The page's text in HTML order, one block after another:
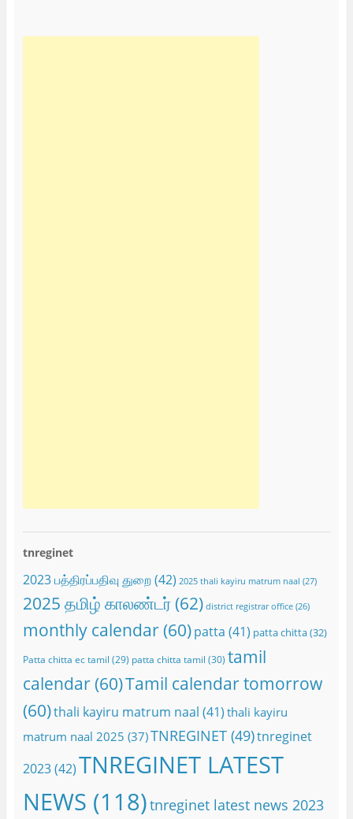
tnreginet
2023 பத்திரப்பதிவு துறை(42) 2025 thali kayiru matrum naal (27)
2025 தமிழ் காலண்டர்(62) district registrar office(26)
monthly calendar(60) patta (41) patta chitta(32)
Patta chitta ec tamil (29) patta chitta tamil (30) tamil
calendar(60)Tamil calendar tomorrow
(60)thali kayiru matrum naal (41) thali kayiru
matrum naal 2025 (37)TNREGINET(49)tnreginet
2023(42)TNREGINET LATEST
NEWS (118)tnreginet latest news 2023